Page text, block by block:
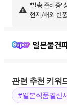
'발송 준비중'
현지/해외 반
일본물건
관련 추천 키워
#일본식품결산